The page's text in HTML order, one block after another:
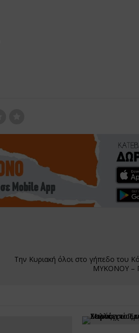
Την Κυριακή όλοι στο γήπεδο του
ΜΥΚΟΝΟΥ –